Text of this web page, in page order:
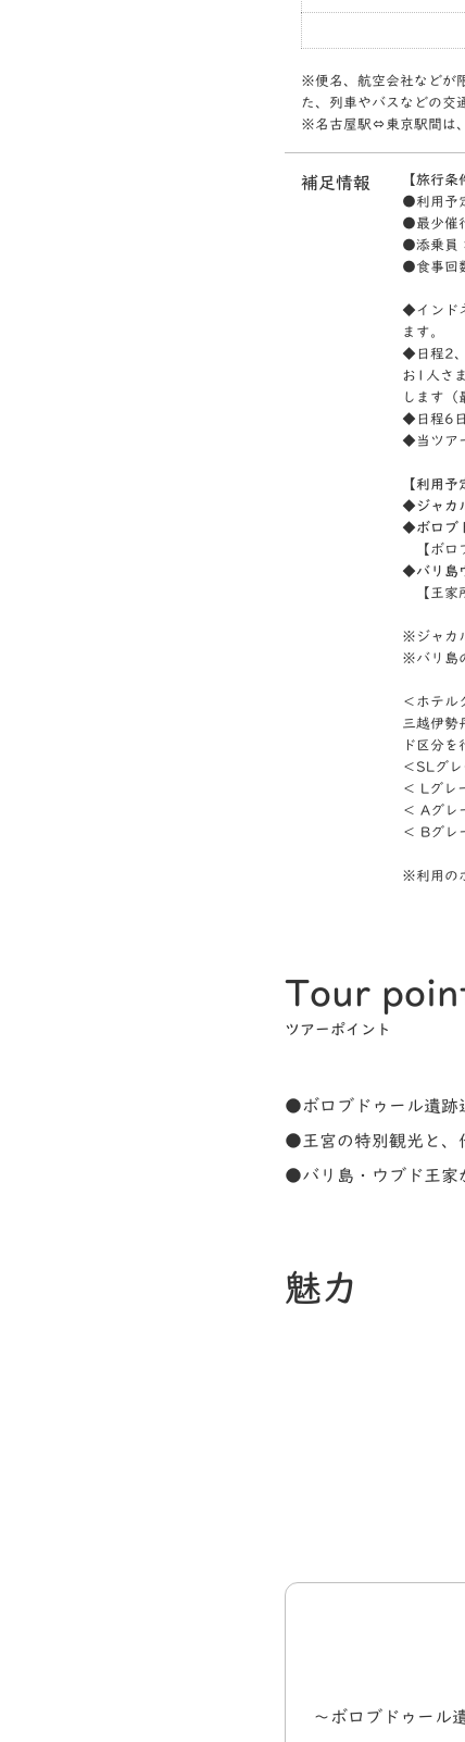
※便名、航空会社などが
た、列車やバスなどの交
※名古屋駅⇔東京駅間は
補足情報
【旅行条
●利用予
●最少催
●添乗員
●食事回
◆インド
ます。
◆日程2、
お1人さ
します（
◆日程6日
◆当ツア
【利用予
◆ジャカ
◆ボロブ
【ボロ
◆バリ島
【王家
※ジャカ
※バリ島
＜ホテル
三越伊勢
ド区分
＜SLグ
＜ Lグレ
＜ Aグレ
＜ Bグレ
※一部
※利用の
Tour
ツアーポイント
●ボロブドゥール遺跡
●王宮の特別観光と、
●バリ島・ウブド王家
魅力
～ボロブドゥール